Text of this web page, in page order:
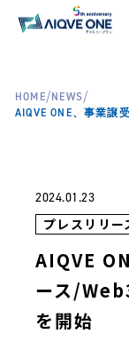
HOME/NEWS/
2024.01.23
プレスリリー
AIQVE
ース/
を開始